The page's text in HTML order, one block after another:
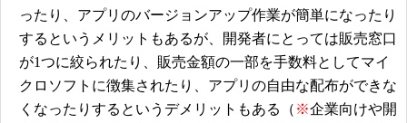
ったり、アプリのバージョンアップ作業が簡単になったり
するというメリットもあるが、開発者にとっては販売窓口
が1つに絞られたり、販売金額の一部を手数料としてマイ
クロソフトに徴集されたり、アプリの自由な配布ができな
くなったりするというデメリットもある（ ※企業向けや開